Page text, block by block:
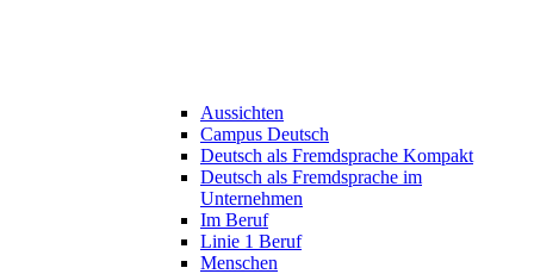
Aussichten
Campus Deutsch
Deutsch als Fremdsprache Kompakt
Deutsch als Fremdsprache im
Unternehmen
Im Beruf
Linie 1 Beruf
Menschen